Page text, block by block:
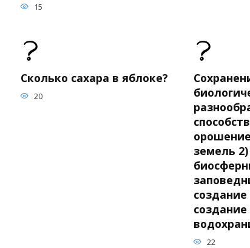
15
Сколько сахара в яблоке?
20
земель
создание
создание
22